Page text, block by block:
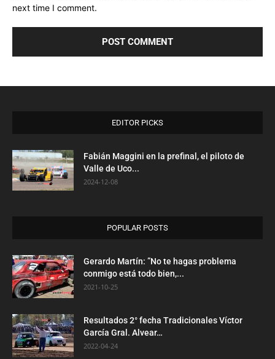
next time I comment.
EDITOR PICKS
Fabián Maggini en la prefinal, el piloto de
Valle de Uco...
2024-12-08
POPULAR POSTS
Gerardo Martín: ”No te hagas problema
conmigo está todo bien,...
2021-10-25
Resultados 2° fecha Tradicionales Víctor
García Gral. Alvear…
2022-04-24